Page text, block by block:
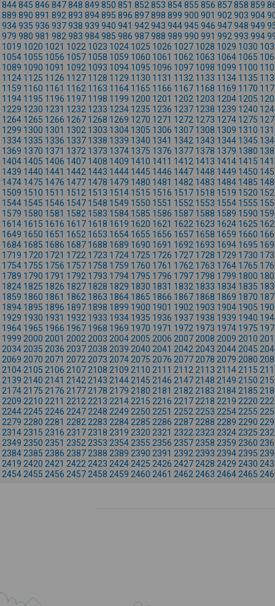
844845 846 847848 849 850 851 852 853 854855 856 857858 859
889 890 891 892 893 894895 896 897898 899 900 901 902 903 904
934935 936 937938 939 940 941 942 943 944945 946 947948 949
979 980 981 982 983 984985 986 987988 989 990 991 992 993 994
1019 1020 1021 1022 1023 1024 1025 1026 1027 1028 1029 1030
1054 1055 1056 1057 1058 1059 1060 1061 1062 1063 1064 1065
1089 1090 1091 1092 1093 1094 1095 1096 1097 1098 1099 1100
1124 1125 1126 1127 1128 1129 1130 1131 1132 1133 1134 1135
1159 1160 1161 1162 1163 1164 1165 1166 1167 1168 1169 1170
1194 1195 1196 1197 1198 1199 1200 1201 1202 1203 1204 1205
1229 1230 1231 1232 1233 1234 1235 1236 1237 1238 1239 1240
1264 1265 1266 1267 1268 1269 1270 1271 1272 1273 1274 1275
1299 1300 1301 1302 1303 1304 1305 1306 1307 1308 1309 1310
1334 1335 1336 1337 1338 1339 1340 1341 1342 1343 1344 1345
1369 1370 1371 1372 1373 1374 1375 1376 1377 1378 1379 1380
1404 1405 1406 1407 1408 1409 1410 1411 1412 1413 1414 1415
1439 1440 1441 1442 1443 1444 1445 1446 1447 1448 1449 1450
1474 1475 1476 1477 1478 1479 1480 1481 1482 1483 1484 1485
1509 1510 1511 1512 1513 1514 1515 1516 1517 1518 1519 1520
1544 1545 1546 1547 1548 1549 1550 1551 1552 1553 1554 1555
1579 1580 1581 1582 1583 1584 1585 1586 1587 1588 1589 1590
1614 1615 1616 1617 1618 1619 1620 1621 1622 1623 1624 1625
1649 1650 1651 1652 1653 1654 1655 1656 1657 1658 1659 1660
1684 1685 1686 1687 1688 1689 1690 1691 1692 1693 1694 1695
1719 1720 1721 1722 1723 1724 1725 1726 1727 1728 1729 1730
1754 1755 1756 1757 1758 1759 1760 1761 1762 1763 1764 1765
1789 1790 1791 1792 1793 1794 1795 1796 1797 1798 1799 1800
1824 1825 1826 1827 1828 1829 1830 1831 1832 1833 1834 1835
1859 1860 1861 1862 1863 1864 1865 1866 1867 1868 1869 1870
1894 1895 1896 1897 1898 1899 1900 1901 1902 1903 1904 1905
1929 1930 1931 1932 1933 1934 1935 1936 1937 1938 1939 1940
1964 1965 1966 1967 1968 1969 1970 1971 1972 1973 1974 1975
1999 2000 2001 2002 2003 2004 2005 2006 2007 2008 2009 2010
2034 2035 2036 2037 2038 2039 2040 2041 2042 2043 2044 2045
2069 2070 2071 2072 2073 2074 2075 2076 2077 2078 2079 2080
2104 2105 2106 2107 2108 2109 2110 2111 2112 2113 2114 2115
2139 2140 2141 2142 2143 2144 2145 2146 2147 2148 2149 2150
2174 2175 2176 2177 2178 2179 2180 2181 2182 2183 2184 2185
2209 2210 2211 2212 2213 2214 2215 2216 2217 2218 2219 2220
2244 2245 2246 2247 2248 2249 2250 2251 2252 2253 2254 2255
2279 2280 2281 2282 2283 2284 2285 2286 2287 2288 2289 2290
2314 2315 2316 2317 2318 2319 2320 2321 2322 2323 2324 2325
2349 2350 2351 2352 2353 2354 2355 2356 2357 2358 2359 2360
2384 2385 2386 2387 2388 2389 2390 2391 2392 2393 2394 2395
2419 2420 2421 2422 2423 2424 2425 2426 2427 2428 2429 2430
2454 2455 2456 2457 2458 2459 2460 2461 2462 2463 2464 2465